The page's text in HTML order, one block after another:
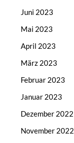
Juni 2023
Mai 2023
April 2023
März 2023
Februar 2023
Januar 2023
Dezember 2022
November 2022